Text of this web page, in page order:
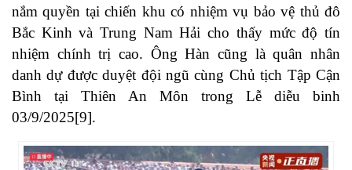
nắm quyền tại chiến khu có nhiệm vụ bảo vệ thủ đô
Bắc Kinh và Trung Nam Hải cho thấy mức độ tín
nhiệm chính trị cao. Ông Hàn cũng là quân nhân
danh dự được duyệt đội ngũ cùng Chủ tịch Tập Cận
Bình tại Thiên An Môn trong Lễ diễu binh
03/9/2025[9].